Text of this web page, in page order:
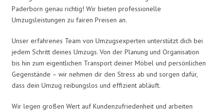
Paderborn genau richtig! Wir bieten professionelle
Umzugsleistungen zu fairen Preisen an.
Unser erfahrenes Team von Umzugsexperten unterstützt dich bei
jedem Schritt deines Umzugs. Von der Planung und Organisation
bis hin zum eigentlichen Transport deiner Möbel und persönlichen
Gegenstände – wir nehmen dir den Stress ab und sorgen dafür,
dass dein Umzug reibungslos und effizient abläuft.
Wir legen großen Wert auf Kundenzufriedenheit und arbeiten